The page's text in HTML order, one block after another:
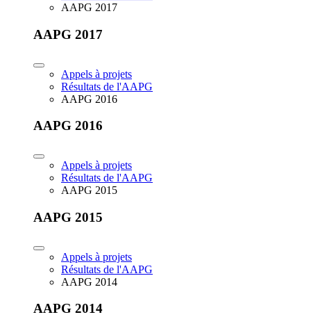
AAPG 2017
AAPG 2017
Appels à projets
Résultats de l'AAPG
AAPG 2016
AAPG 2016
Appels à projets
Résultats de l'AAPG
AAPG 2015
AAPG 2015
Appels à projets
Résultats de l'AAPG
AAPG 2014
AAPG 2014